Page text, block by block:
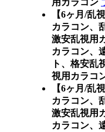
用カラコン
【6ヶ月/乱
カラコン、
激安乱視用
カラコン、
ト、格安乱
視用カラコ
【6ヶ月/乱
カラコン、
激安乱視用
カラコン、